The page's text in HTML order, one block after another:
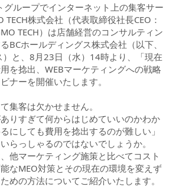
グループでインターネット上の集客サー
TECH株式会社（代表取締役社長CEO：
TECH）は店舗経営のコンサルティン
BCホールディングス株式会社（以下、
）と、8月23日（水）14時より、「現在
を捻出、WEBマーケティングへの戦略
ナーを開催いたします。
集客は欠かせません。
りすぎて何からはじめていいのかわか
にしても費用を捻出するのが難しい」
らっしゃるのではないでしょうか。
他マーケティング施策と比べてコスト
なMEO対策とその現在の環境を変えず
めの方法についてご紹介いたします。